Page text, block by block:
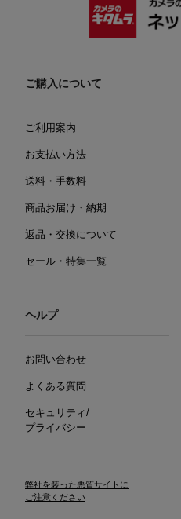
ご購入について
ご利用案内
お支払い方法
送料・手数料
商品お届け・納期
返品・交換について
セール・特集一覧
ヘルプ
お問い合わせ
よくある質問
セキュリティ/
プライバシー
弊社を装った悪質サイトに
ご注意ください